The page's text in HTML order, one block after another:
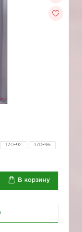
170-92 170-96
В корзину